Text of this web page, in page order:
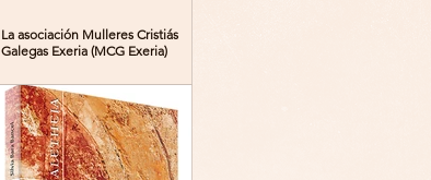
La asociación Mulleres Cristiás
Galegas Exeria (MCG Exeria)